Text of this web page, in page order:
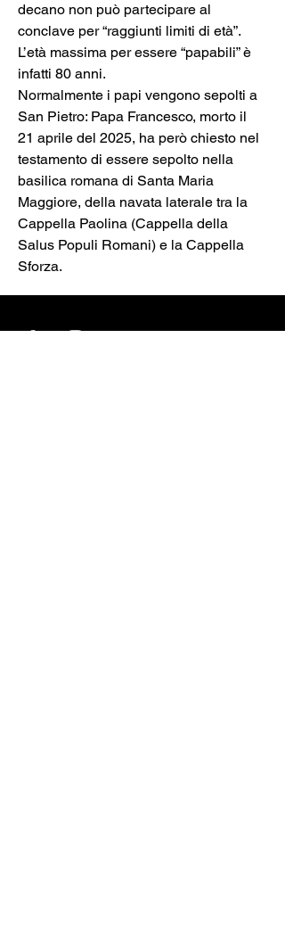
decano non può partecipare al
conclave per “raggiunti limiti di età”.
L’età massima per essere “papabili” è
infatti 80 anni.
Normalmente i papi vengono sepolti a
San Pietro: Papa Francesco, morto il
21 aprile del 2025, ha però chiesto nel
testamento di essere sepolto nella
basilica romana di Santa Maria
Maggiore, della navata laterale tra la
Cappella Paolina (Cappella della
Salus Populi Romani) e la Cappella
Sforza.